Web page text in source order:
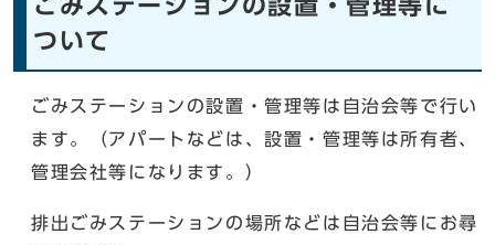
ごみステーションの設置・管理等に
ついて
ごみステーションの設置・管理等は自治会等で行い
ます。（アパートなどは、設置・管理等は所有者、
管理会社等になります。）
排出ごみステーションの場所などは自治会等にお尋